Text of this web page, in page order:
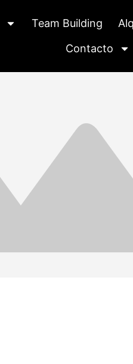
Team Building
Contacto